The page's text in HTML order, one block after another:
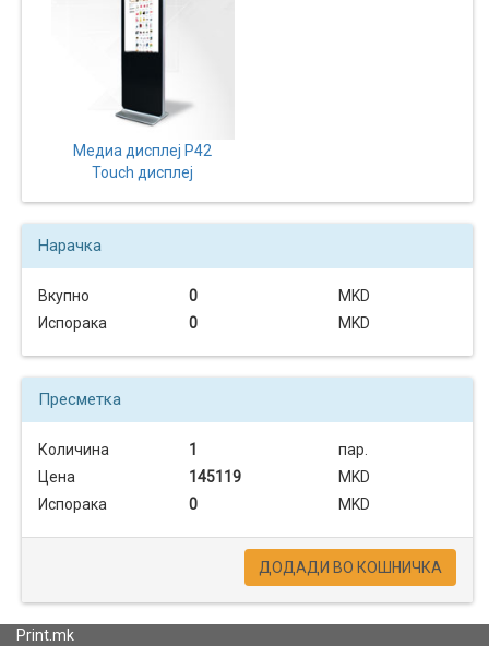
Медиа дисплеј P42
Touch дисплеј
Нарачка
Вкупно 0
MKD
Испорака
0 MKD
Пресметка
Количина 1
пар.
Цена
145119
MKD
Испорака
0 MKD
ДОДАДИ ВО КОШНИЧКА
Print.mk